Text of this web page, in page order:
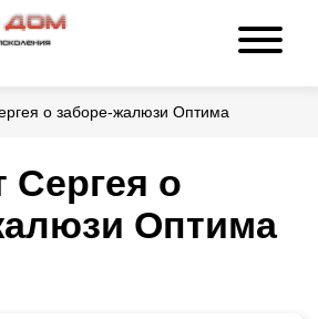
о заборе-жалюзи Оптима
Сергея о
Оптима